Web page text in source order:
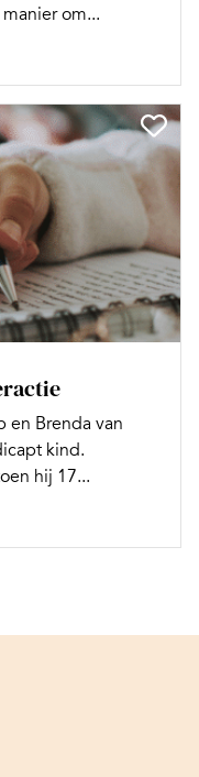
om...
en Brenda van
kind.
hij 17...